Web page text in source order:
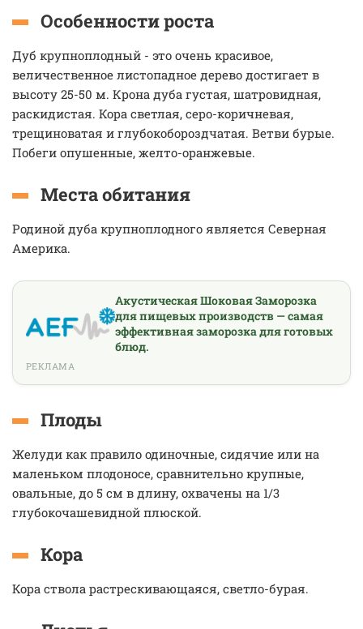
Особенности роста
Дуб крупноплодный - это очень красивое,
величественное листопадное дерево достигает в
высоту 25-50 м. Крона дуба густая, шатровидная,
раскидистая. Кора светлая, серо-коричневая,
трещиноватая и глубокобороздчатая. Ветви бурые.
Побеги опушенные, желто-оранжевые.
Места обитания
Родиной дуба крупноплодного является Северная
Америка.
Акустическая Шоковая Заморозка
для пищевых производств — самая
эффективная заморозка для готовых
блюд.
РЕКЛАМА
Плоды
Желуди как правило одиночные, сидячие или на
маленьком плодоносе, сравнительно крупные,
овальные, до 5 см в длину, охвачены на 1/3
глубокочашевидной плюской.
Кора
Кора ствола растрескивающаяся, светло-бурая.